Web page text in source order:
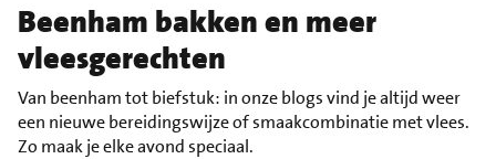
Beenham bakken en meer
vleesgerechten
Van beenham tot biefstuk: in onze blogs vind je altijd weer
een nieuwe bereidingswijze of smaakcombinatie met vlees.
Zo maak je elke avond speciaal.